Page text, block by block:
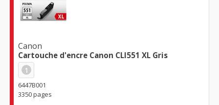
Canon
Cartouche d'encre Canon CLI551 XL Gris
1
6447B001
3350 pages